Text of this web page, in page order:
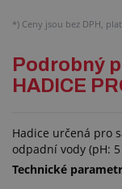
*) Ceny jsou bez DPH,
Podrobný
HADICE
Hadice určená pro
odpadní vody (pH: 5
Technické